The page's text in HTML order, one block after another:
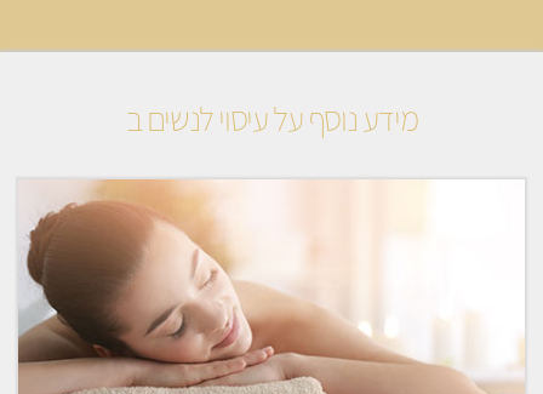
מידע נוסף על עיסוי לנשים ב